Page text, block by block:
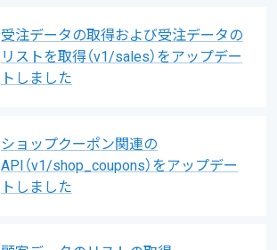
受注データの取得および受注データの
リストを取得（v1/sales）をアップデー
トしました
ショップクーポン関連の
API（v1/shop_coupons）をアップデー
トしました